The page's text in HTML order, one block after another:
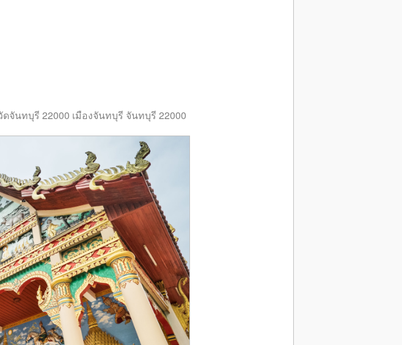
จันทบุรี 22000 เมืองจันทบุรี จันทบุรี 22000